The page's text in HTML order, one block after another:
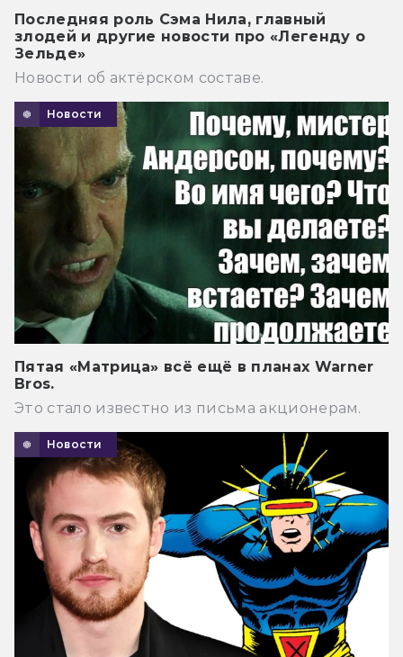
Последняя роль Сэма Нила, главный
злодей и другие новости про «Легенду о
Зельде»
Новости об актёрском составе.
Новости
Пятая «Матрица» всё ещё в планах Warner
Bros.
Это стало известно из письма акционерам.
Новости